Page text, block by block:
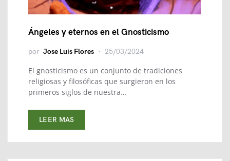
Ángeles y eternos en el Gnosticismo
por Jose Luis Flores 25/03/2024
El gnosticismo es un conjunto de tradiciones
religiosas y filosóficas que surgieron en los
primeros siglos de nuestra…
LEER MAS